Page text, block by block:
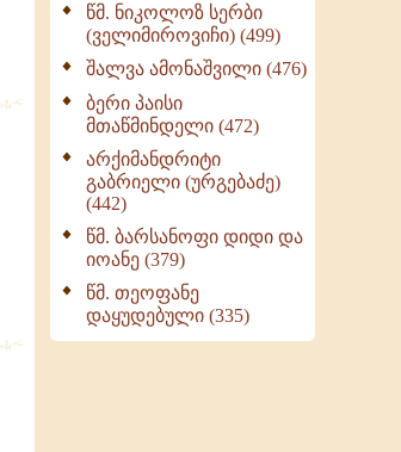
წმ. ნიკოლოზ სერბი
(ველიმიროვიჩი) (499)
შალვა ამონაშვილი (476)
ბერი პაისი
მთაწმინდელი (472)
არქიმანდრიტი
გაბრიელი (ურგებაძე)
(442)
წმ. ბარსანოფი დიდი და
იოანე (379)
წმ. თეოფანე
დაყუდებული (335)